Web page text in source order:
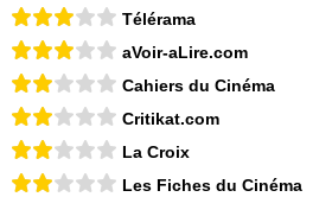
Télérama
aVoir-aLire.com
Cahiers du Cinéma
Critikat.com
La Croix
Les Fiches du Cinéma